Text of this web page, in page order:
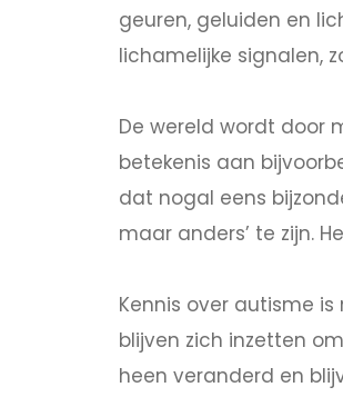
geuren, geluiden en
lichamelijke signalen,
De wereld wordt door
betekenis aan
dat nogal eens
maar anders’ te zijn.
Kennis over autisme
blijven zich inzetten
heen veranderd en